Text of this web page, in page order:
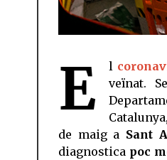
E l
veïnat.
de maig a Sant
diagnostica poc